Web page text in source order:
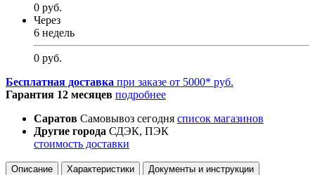
0 руб.
Через
6 недель
0 руб.
Бесплатная доставка при заказе от 5000* руб.
Гарантия 12 месяцев подробнее
Саратов Самовывоз сегодня список магазинов
Другие города СДЭК, ПЭК
стоимость доставки
Описание Характеристики Документы и инструкции